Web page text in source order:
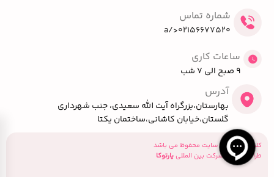
شماره تماس
02156677520</a
ساعات کاری
9 صبح الی 7 شب
آدرس
بهارستان،بزرگراه آیت الله سعیدی، جنب شهرداری
گلستان،خیابان کاشانی،ساختمان یکتا
کلیه حقوق این سایت محفوظ می باشد
طراحی توسط شرکت بین المللی پارتوکا